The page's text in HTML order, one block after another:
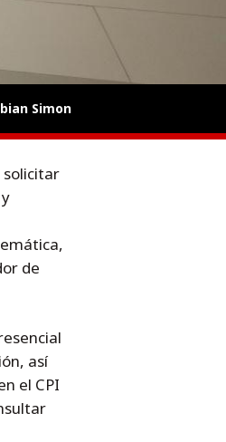
Simon
solicitar
de
así
el CPI